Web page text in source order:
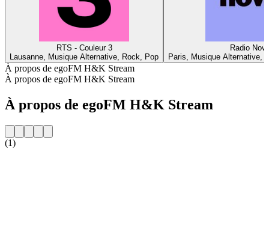
RTS - Couleur 3
Lausanne, Musique Alternative, Rock, Pop
Radio
Paris, Musique Alternative,
À propos de egoFM H&K Stream
À propos de egoFM H&K Stream
À propos de egoFM H&K Stream
(1)